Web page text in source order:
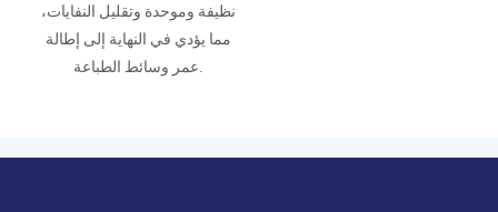
نظيفة وموحدة وتقليل النفايات،
مما يؤدي في النهاية إلى إطالة
عمر وسائط الطباعة.